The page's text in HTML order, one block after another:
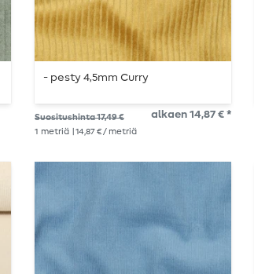
- pesty 4,5mm Curry
Suositushinta 17,49 € alkaen 14,87 € *
1 metriä | 14,87 € / metriä